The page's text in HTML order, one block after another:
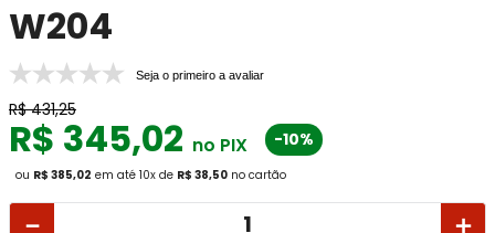
W204
Seja o primeiro a avaliar
R$ 431,25
R$ 345,02 no PIX -10%
ou R$ 385,02 em até 10x de R$ 38,50 no cartão
＋
－